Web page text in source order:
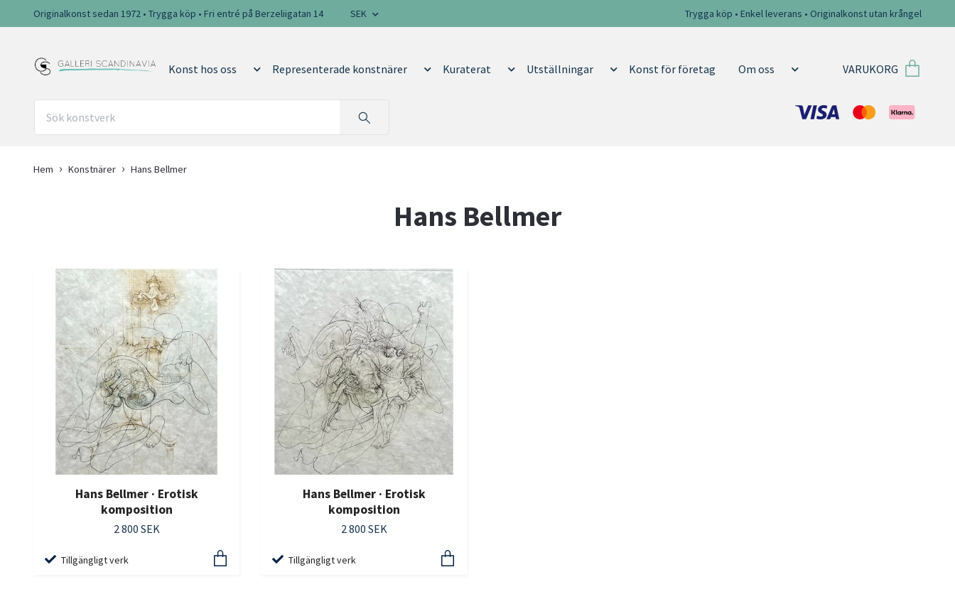
Originalkonst sedan 1972 • Trygga köp • Fri entré på Berzeliigatan 14 SEK Trygga köp • Enkel leverans • Originalkonst utan krångel
Konst hos oss Representerade konstnärer Kuraterat Utställningar Konst för företag Om oss VARUKORG
Hem Konstnärer Hans Bellmer
Hans Bellmer
Hans Bellmer · Erotisk
komposition
2 800 SEK
Tillgängligt verk
Hans Bellmer · Erotisk
komposition
2 800 SEK
Tillgängligt verk